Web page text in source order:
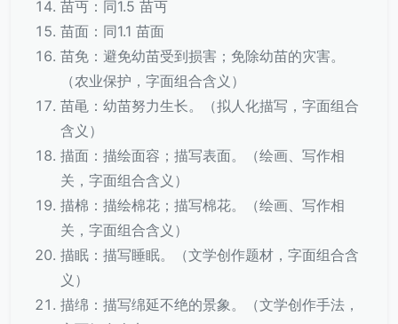
苗丏：同1.5 苗丏
苗面：同1.1 苗面
苗免：避免幼苗受到损害；免除幼苗的灾害。
（农业保护，字面组合含义）
苗黾：幼苗努力生长。（拟人化描写，字面组合
含义）
描面：描绘面容；描写表面。（绘画、写作相
关，字面组合含义）
描棉：描绘棉花；描写棉花。（绘画、写作相
关，字面组合含义）
描眠：描写睡眠。（文学创作题材，字面组合含
义）
描绵：描写绵延不绝的景象。（文学创作手法，